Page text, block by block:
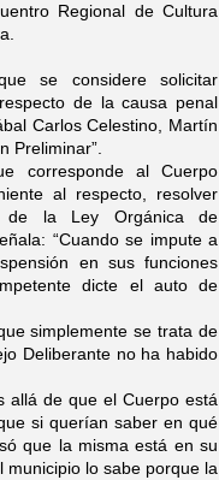
Regional de Cultura
se considere solicitar
de la causa penal
Carlos Celestino, Martín
Preliminar”.
corresponde al Cuerpo
al respecto, resolver
de la Ley Orgánica de
“Cuando se impute a
en sus funciones
dicte el auto de
simplemente se trata de
Deliberante no ha habido
allá de que el Cuerpo está
si querían saber en qué
que la misma está en su
lo sabe porque la